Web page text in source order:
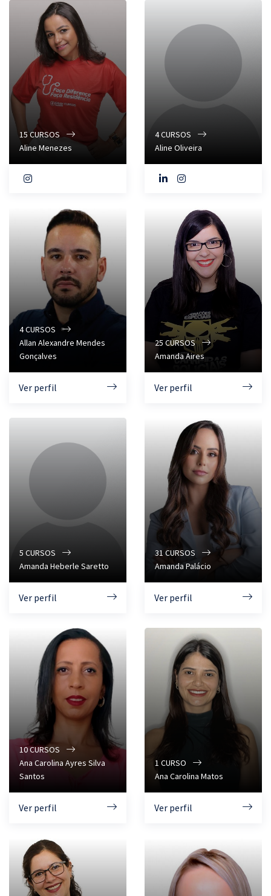
15CURSOS
Aline Menezes
4CURSOS
Aline Oliveira
4CURSOS
Allan Alexandre Mendes
Gonçalves
Ver perfil
25 CURSOS
Amanda Aires
Ver perfil
5 CURSOS
Amanda Heberle Saretto
Ver perfil
31 CURSOS
Amanda Palácio
Ver perfil
10CURSOS
Ana Carolina Ayres Silva
Santos
Ver perfil
1 CURSO
Ana Carolina Matos
Ver perfil